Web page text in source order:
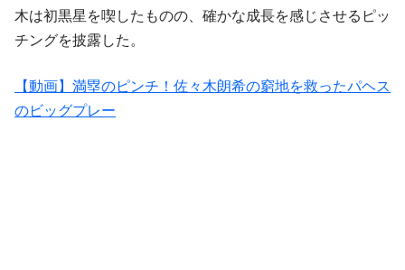
木は初黒星を喫したものの、確かな成長を感じさせるピッ
チングを披露した。
【動画】満塁のピンチ！佐々木朗希の窮地を救ったパヘス
のビッグプレー